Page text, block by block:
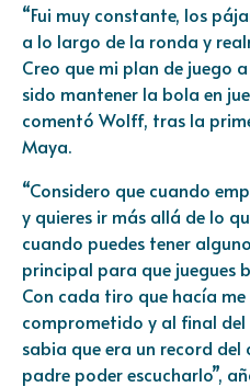
“Fui muy constante, los
a lo largo de la ronda y
Creo que mi plan de juego
sido mantener la bola en
comentó Wolff, tras la
Maya.
“Considero que cuando
y quieres ir más allá de lo
cuando puedes tener
principal para que juegues
Con cada tiro que hacía
comprometido y al final
sabia que era un record
padre poder escucharlo”,